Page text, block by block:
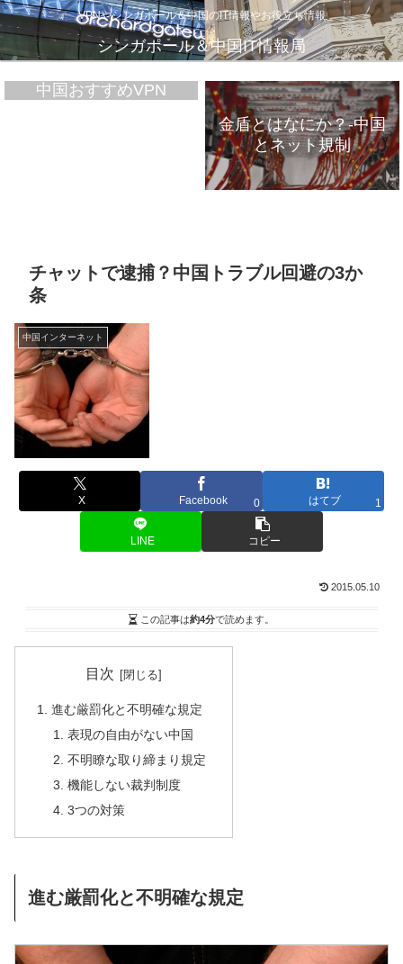
VPNやシンガポール＆中国のIT情報やお役立ち情報
シンガポール＆中国IT情報局
中国おすすめVPN
金盾とはなにか？-中国
とネット規制
チャットで逮捕？中国トラブル回避の3か
条
中国インターネット
X Facebook 0 はてブ 1
LINE コピー
2015.05.10
この記事は約4分で読めます。
目次
進む厳罰化と不明確な規定
表現の自由がない中国
不明瞭な取り締まり規定
機能しない裁判制度
3つの対策
進む厳罰化と不明確な規定